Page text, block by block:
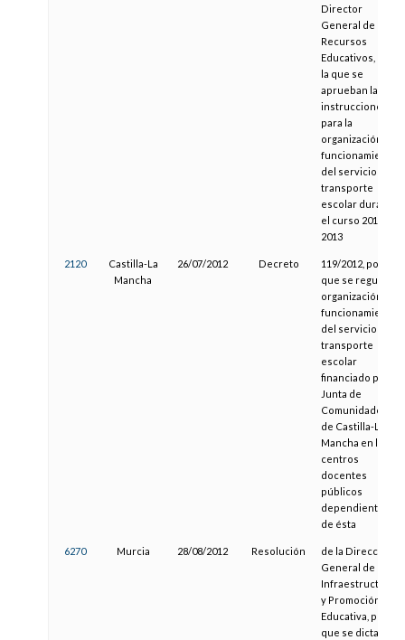
Director
General de
Recursos
Educativos, por
la que se
aprueban las
instrucciones
para la
organización y
funcionamiento
del servicio de
transporte
escolar durante
el curso 2012-
2013
2120
Castilla-La
Mancha
26/07/2012 Decreto
119/2012, por el
que se regula la
organización y
funcionamiento
del servicio de
transporte
escolar
financiado por la
Junta de
Comunidades
de Castilla-La
Mancha en los
centros
docentes
públicos
dependientes
de ésta
6270 Murcia 28/08/2012 Resolución
de la Dirección
General de
Infraestructuras
y Promoción
Educativa, por la
que se dictan